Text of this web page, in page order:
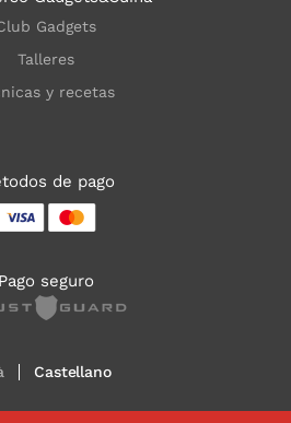
Gadgets
Talleres
y recetas
de pago
Pago seguro
Castellano